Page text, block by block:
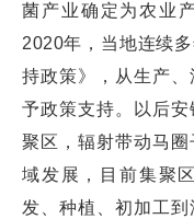
菌产业确定为农业
2020年，当地连续
持政策》，从生产
予政策支持。以后
聚区，辐射带动马
域发展，目前集聚
发、种植、初加工